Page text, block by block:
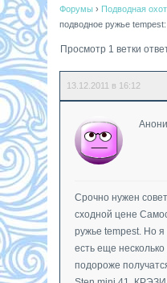
Форумы › Подводная
подводное ружье
Просмотр 1 ветки
13.12.2011 в 16:12
Срочно нужен
сходной цене
ружье tempest. Но я
есть еще
подороже